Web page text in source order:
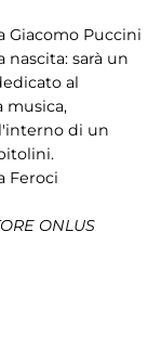
Giacomo Puccini
nascita: sarà un
al
musica,
di un
Feroci
ONLUS